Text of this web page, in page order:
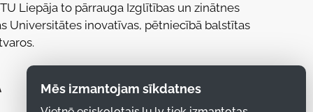
Liepāja to pārrauga Izglītības un zinātnes
Universitātes inovatīvas, pētniecībā balstītas
Mēs izmantojam sīkdatnes